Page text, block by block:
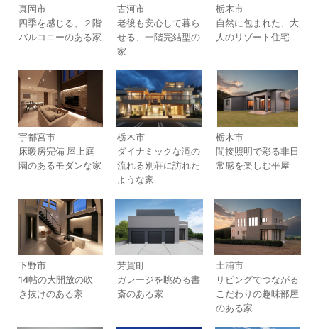
真岡市
四季を感じる、２階
バルコニーのある家
古河市
老後も安心して暮ら
せる、一階完結型の
家
栃木市
自然に包まれた、大
人のリゾート住宅
宇都宮市
床暖房完備 屋上庭
園のあるモダンな家
栃木市
ダイナミックな滝の
流れる別荘に訪れた
ような家
栃木市
間接照明で彩る非日
常感を楽しむ平屋
下野市
14帖の大開放の吹
き抜けのある家
芳賀町
ガレージを眺める書
斎のある家
土浦市
リビングでつながる
こだわりの趣味部屋
のある家